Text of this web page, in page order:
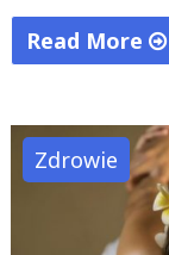
Read More
stolica
uśmiechu"
Zdrowie